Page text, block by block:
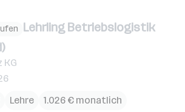
Lehrling Betriebslogistik
KG
Lehre 1.026 € monatlich